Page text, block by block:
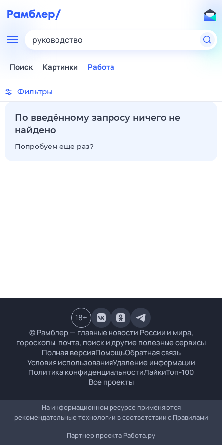
руководство
Поиск Картинки Работа
Фильтры
По введённому запросу ничего не
найдено
Попробуем еще раз?
© Рамблер — главные новости России и мира,
гороскопы, почта, поиск и другие полезные сервисы
Полная версияПомощьОбратная связь
Условия использованияУдаление информации
Политика конфиденциальностиЛайкиТоп-100
Все проекты
18+
На информационном ресурсе применяются
рекомендательные технологии в соответствии с Правилами
Партнер проекта Работа.ру